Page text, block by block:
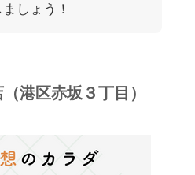
しょう！
港区赤坂３丁目）